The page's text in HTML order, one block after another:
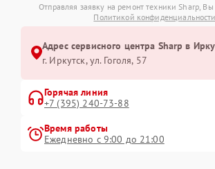
Отправляя заявку на ремонт техники Sharp, Вы
Политикой конфиденциальности
Адрес сервисного центра Sharp в
г. Иркутск, ул. ​Гоголя, 57
Горячая линия
+7 (395) 240-73-88
Время работы
Ежедневно с 9:00 до 21:00